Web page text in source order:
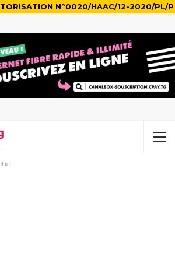
N°0020/HAAC/12-2020/PL/P